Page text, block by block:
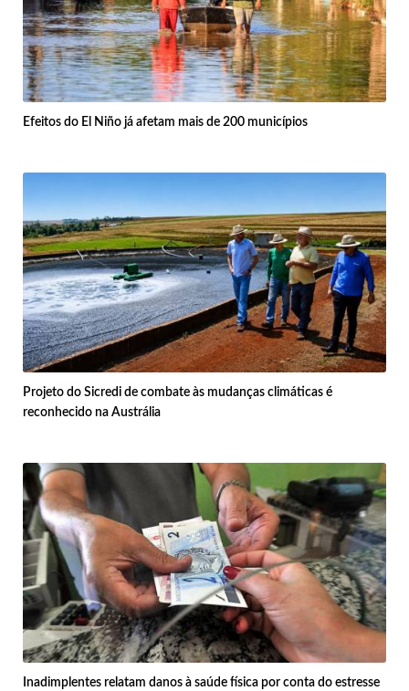
Efeitos do El Niño já afetam mais de 200 municípios
Projeto do Sicredi de combate às mudanças climáticas é
reconhecido na Austrália
Inadimplentes relatam danos à saúde física por conta do estresse